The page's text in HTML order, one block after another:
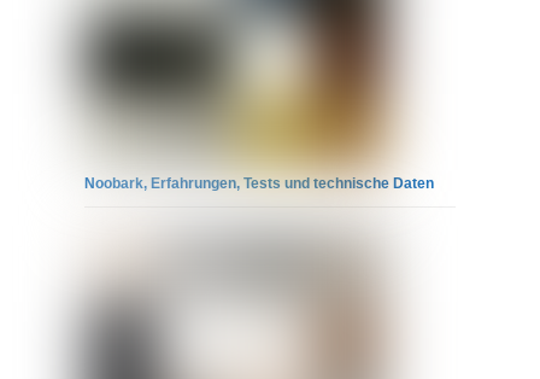
Noobark, Erfahrungen, Tests und technische Daten